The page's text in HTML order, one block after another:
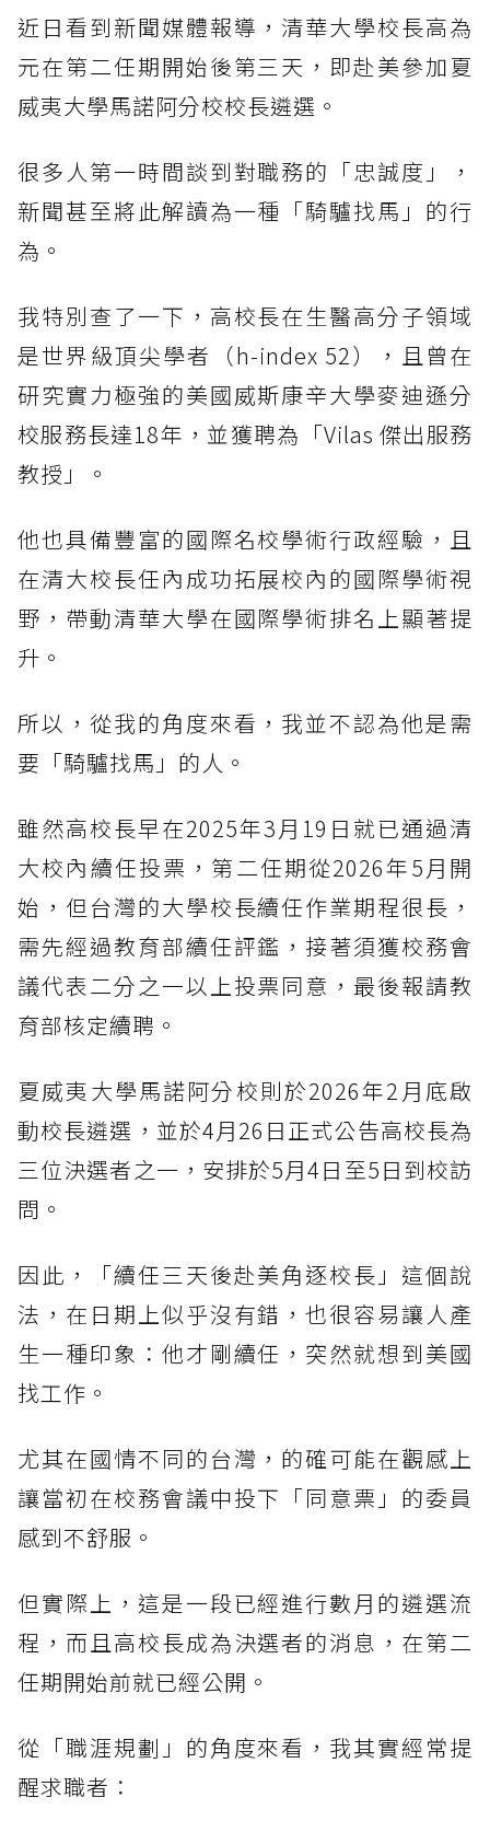
近日看到新聞媒體報導，清華大學校長高為
元在第二任期開始後第三天，即赴美參加夏
威夷大學馬諾阿分校校長遴選。
很多人第一時間談到對職務的「忠誠度」，
新聞甚至將此解讀為一種「騎驢找馬」的行
為。
我特別查了一下，高校長在生醫高分子領域
是世界級頂尖學者（h-index 52），且曾在
研究實力極強的美國威斯康辛大學麥迪遜分
校服務長達18年，並獲聘為「Vilas 傑出服務
教授」。
他也具備豐富的國際名校學術行政經驗，且
在清大校長任內成功拓展校內的國際學術視
野，帶動清華大學在國際學術排名上顯著提
升。
所以，從我的角度來看，我並不認為他是需
要「騎驢找馬」的人。
雖然高校長早在2025年3月19日就已通過清
大校內續任投票，第二任期從2026年5月開
始，但台灣的大學校長續任作業期程很長，
需先經過教育部續任評鑑，接著須獲校務會
議代表二分之一以上投票同意，最後報請教
育部核定續聘。
夏威夷大學馬諾阿分校則於2026年2月底啟
動校長遴選，並於4月26日正式公告高校長為
三位決選者之一，安排於5月4日至5日到校訪
問。
因此，「續任三天後赴美角逐校長」這個說
法，在日期上似乎沒有錯，也很容易讓人產
生一種印象：他才剛續任，突然就想到美國
找工作。
尤其在國情不同的台灣，的確可能在觀感上
讓當初在校務會議中投下「同意票」的委員
感到不舒服。
但實際上，這是一段已經進行數月的遴選流
程，而且高校長成為決選者的消息，在第二
任期開始前就已經公開。
從「職涯規劃」的角度來看，我其實經常提
醒求職者：